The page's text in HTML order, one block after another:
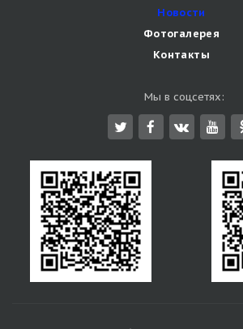
Новости
Фотогалерея
Контакты
Мы в соцсетях: